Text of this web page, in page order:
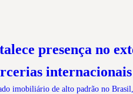
presença no
internacionais
imobiliário de alto padrão no